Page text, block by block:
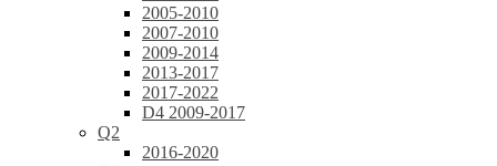
2005-2010
2007-2010
2009-2014
2013-2017
2017-2022
D4 2009-2017
Q2
2016-2020